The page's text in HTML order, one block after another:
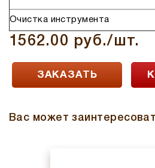
Очистка инструмента
1562.00 руб./шт.
ЗАКАЗАТЬ
Вас может